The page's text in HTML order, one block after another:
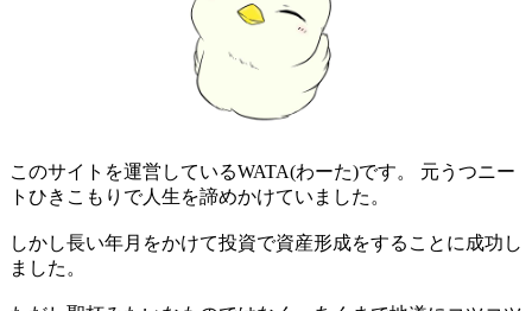
このサイトを運営しているWATA(わーた)です。 元うつニー
トひきこもりで人生を諦めかけていました。
しかし長い年月をかけて投資で資産形成をすることに成功し
ました。